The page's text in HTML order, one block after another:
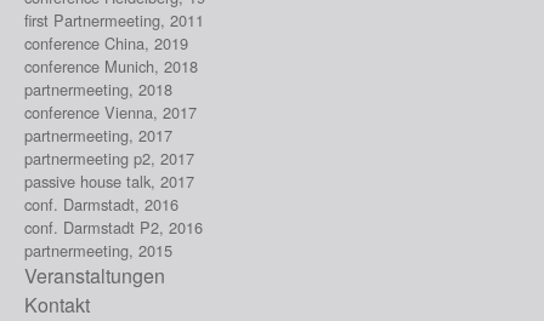
first Partnermeeting, 2011
conference China, 2019
conference Munich, 2018
partnermeeting, 2018
conference Vienna, 2017
partnermeeting, 2017
partnermeeting p2, 2017
passive house talk, 2017
conf. Darmstadt, 2016
conf. Darmstadt P2, 2016
partnermeeting, 2015
Veranstaltungen
Kontakt